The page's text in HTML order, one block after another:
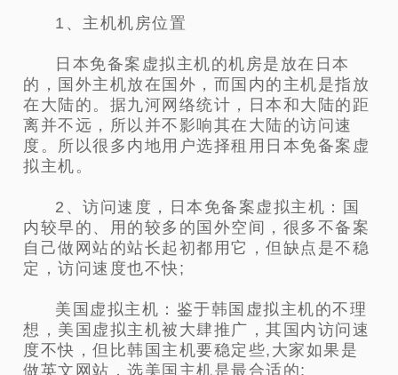
1、主机机房位置
日本免备案虚拟主机的机房是放在日本
的，国外主机放在国外，而国内的主机是指放
在大陆的。据九河网络统计，日本和大陆的距
离并不远，所以并不影响其在大陆的访问速
度。所以很多内地用户选择租用日本免备案虚
拟主机。
2、访问速度，日本免备案虚拟主机：国
内较早的、用的较多的国外空间，很多不备案
自己做网站的站长起初都用它，但缺点是不稳
定，访问速度也不快;
美国虚拟主机：鉴于韩国虚拟主机的不理
想，美国虚拟主机被大肆推广，其国内访问速
度不快，但比韩国主机要稳定些,大家如果是
做英文网站，选美国主机是最合适的;